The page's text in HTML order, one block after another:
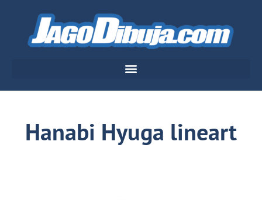
Hanabi Hyuga lineart